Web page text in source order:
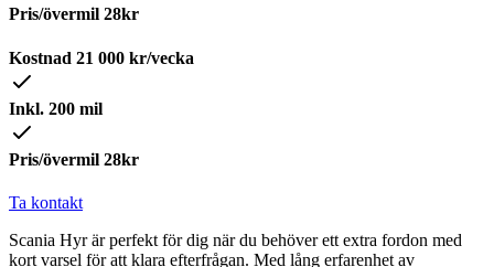
Pris/övermil 28kr
Kostnad 21 000 kr/vecka
Inkl. 200 mil
Pris/övermil 28kr
Ta kontakt
Scania Hyr är perfekt för dig när du behöver ett extra fordon med
kort varsel för att klara efterfrågan. Med lång erfarenhet av